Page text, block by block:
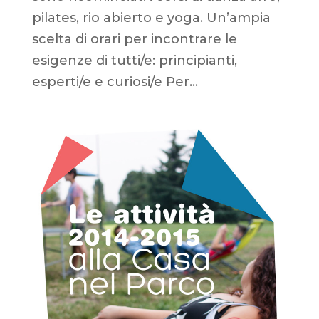
pilates, rio abierto e yoga. Un’ampia
scelta di orari per incontrare le
esigenze di tutti/e: principianti,
esperti/e e curiosi/e Per...